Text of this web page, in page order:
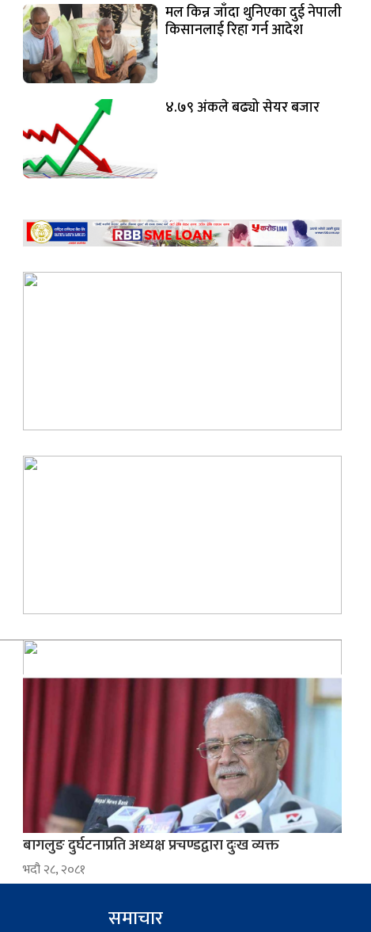
मल किन्न जाँदा थुनिएका दुई नेपाली
किसानलाई रिहा गर्न आदेश
४.७९ अंकले बढ्यो सेयर बजार
बागलुङ दुर्घटनाप्रति अध्यक्ष प्रचण्डद्वारा दुःख व्यक्त
भदौ २८, २०८१
समाचार